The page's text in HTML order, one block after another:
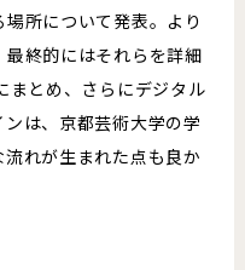
所について発表。より
終的にはそれらを詳細
まとめ、さらにデジタル
は、京都芸術大学の学
れが生まれた点も良か